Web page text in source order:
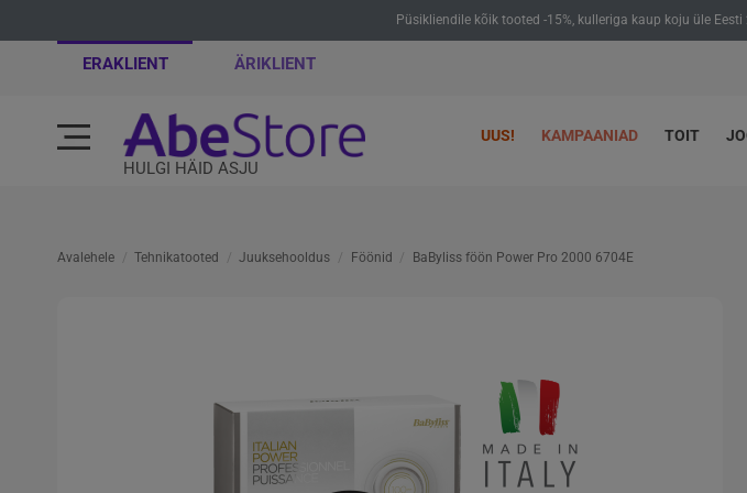
Püsikliendile kõik tooted -15%, kulleriga kaup koju üle
ERAKLIENT ÄRIKLIENT
HULGI HÄID ASJU
UUS! KAMPAANIAD TOIT
Avalehele Tehnikatooted Juuksehooldus Föönid BaByliss föön Power Pro 2000 6704E